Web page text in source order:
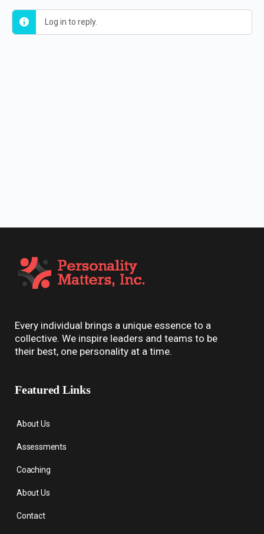
Log in to reply.
Every individual brings a unique essence to a
collective. We inspire leaders and teams to be
their best, one personality at a time.
Featured Links
About Us
Assessments
Coaching
About Us
Contact